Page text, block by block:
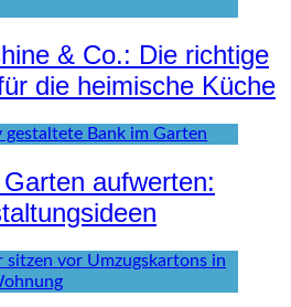
& Co.: Die richtige
die heimische Küche
aufwerten: